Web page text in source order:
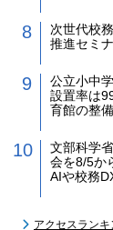
次世代校
推進セミ
公立小中
設置率は
育館の整
文部科学
会を8/5か
AIや校務
アクセスラン